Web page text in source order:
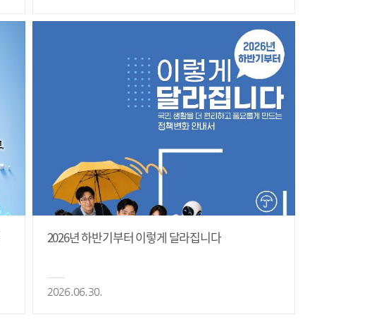
2026년 하반기부터 이렇게 달라집니다
2026.06.30.